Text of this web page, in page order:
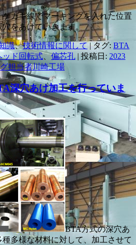
ガキ線でマーキングを入れた位置
をあけていきます。
識、技術情報に関して| タグ: BTA
ッド回転式、偏芯孔 | 投稿日: 2023
担当者川崎工場
深穴あけ加工を行っていま
BTA方式の深穴あ
多様な材料に対して、加工させて